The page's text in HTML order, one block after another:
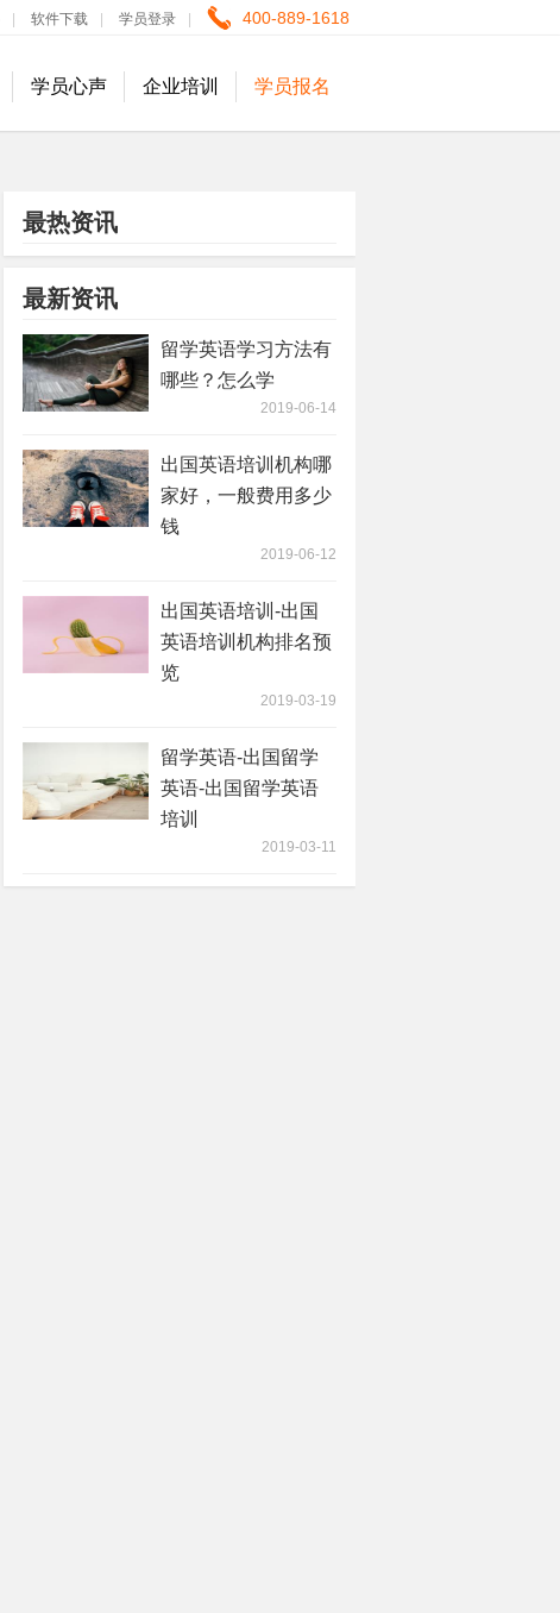
软件下载 学员登录 400-889-1618
学员心声 企业培训 学员报名
最热资讯
最新资讯
留学英语学习方法有
哪些？怎么学
2019-06-14
出国英语培训机构哪
家好，一般费用多少
钱
2019-06-12
出国英语培训-出国
英语培训机构排名预
览
2019-03-19
留学英语-出国留学
英语-出国留学英语
培训
2019-03-11